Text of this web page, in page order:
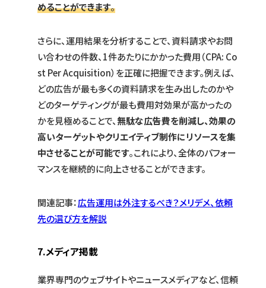
めることができます。
さらに、運用結果を分析することで、資料請求やお問
い合わせの件数、1件あたりにかかった費用（CPA: Co
st Per Acquisition）を正確に把握できます。例えば、
どの広告が最も多くの資料請求を生み出したのかや
どのターゲティングが最も費用対効果が高かったの
かを見極めることで、無駄な広告費を削減し、効果の
高いターゲットやクリエイティブ制作にリソースを集
中させることが可能です。これにより、全体のパフォー
マンスを継続的に向上させることができます。
関連記事：広告運用は外注するべき？メリデメ、依頼
先の選び方を解説
7.メディア掲載
業界専門のウェブサイトやニュースメディアなど、信頼